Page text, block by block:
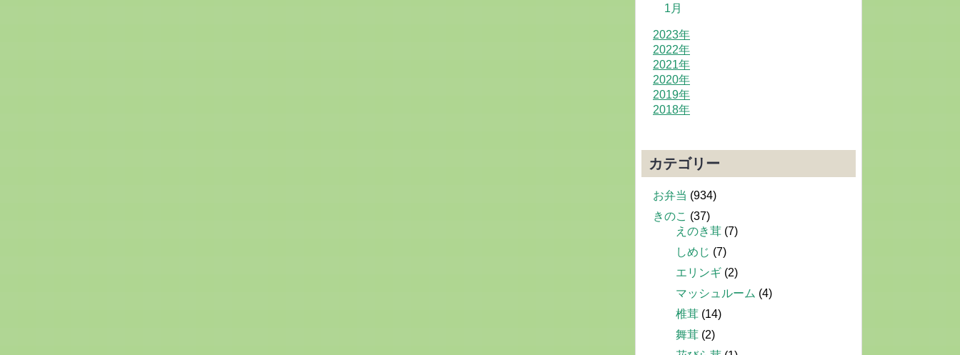
1月
2023年
2022年
2021年
2020年
2019年
2018年
カテゴリー
お弁当 (934)
きのこ (37)
えのき茸 (7)
しめじ (7)
エリンギ (2)
マッシュルーム (4)
椎茸 (14)
舞茸 (2)